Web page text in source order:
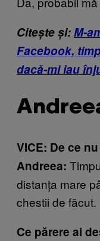
Citește și:M-
Facebook,
dacă-mi iau
VICE: De ce
Andreea:
distanța mare
chestii de făcut.
Ce părere ai